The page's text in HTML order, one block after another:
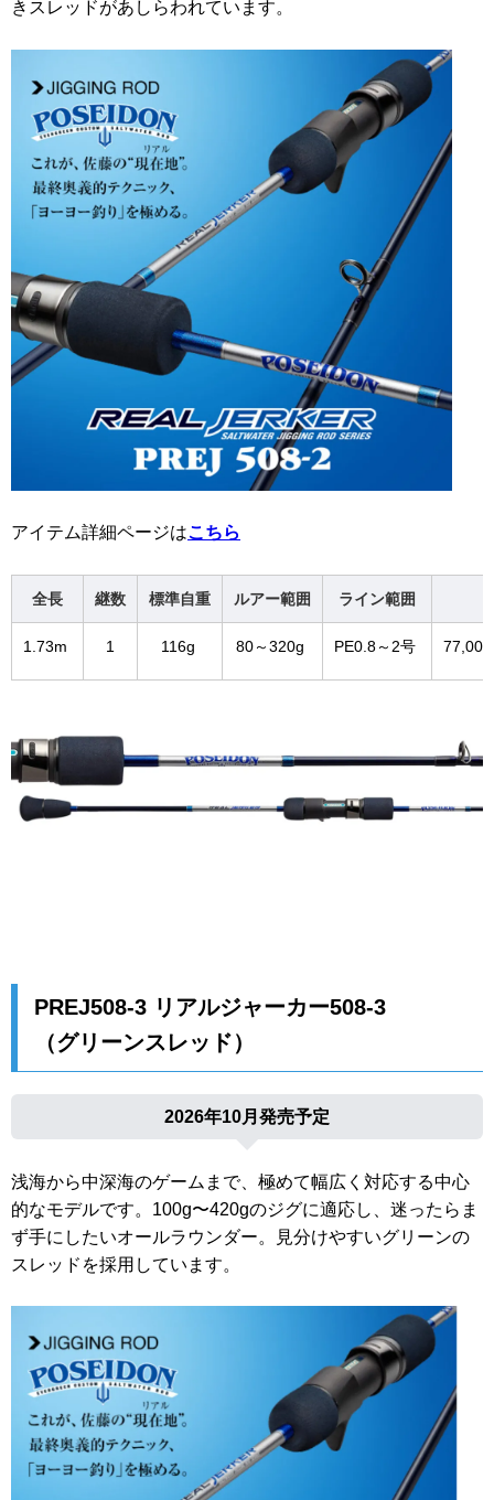
きスレッドがあしらわれています。
アイテム詳細ページはこちら
全長 継数 標準自重 ルアー範囲 ライン範囲
1.73m 1 116g 80～320g PE0.8～2号
PREJ508-3 リアルジャーカー508-3
（グリーンスレッド）
2026年10月発売予定
浅海から中深海のゲームまで、極めて幅広く対応する中心
的なモデルです。100g〜420gのジグに適応し、迷ったらま
ず手にしたいオールラウンダー。見分けやすいグリーンの
スレッドを採用しています。